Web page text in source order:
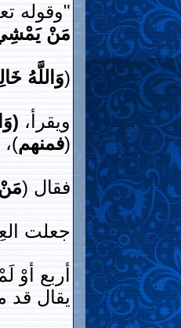
"وقوله
مَنْ يَمْشِي
(وَاللَّهُ
ويقرأ،
(فمنهم)،
فقال (
جعلت
أربع
يقال قد